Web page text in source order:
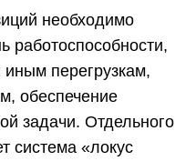
необходимо
работоспособности,
иным перегрузкам,
обеспечение
задачи. Отдельного
система «локус